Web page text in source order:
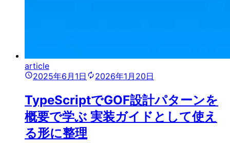
article
2025年6月1日
2026年1月20日
TypeScriptでGOF設計パターンを
概要で学ぶ 実装ガイドとして使え
る形に整理